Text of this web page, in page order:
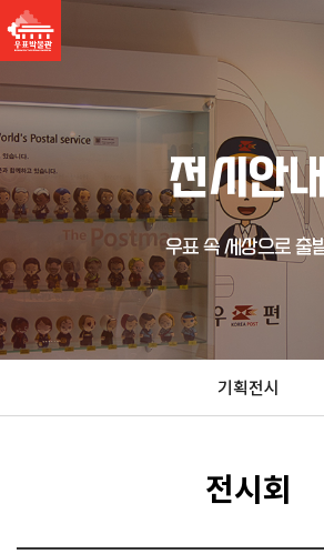
전시안내
우표 속 세상으로 출
기획전시
전시회